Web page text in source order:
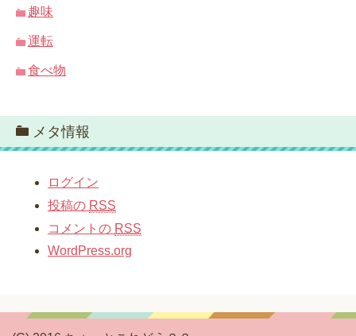
趣味
運転
食べ物
メタ情報
ログイン
投稿の RSS
コメントの RSS
WordPress.org